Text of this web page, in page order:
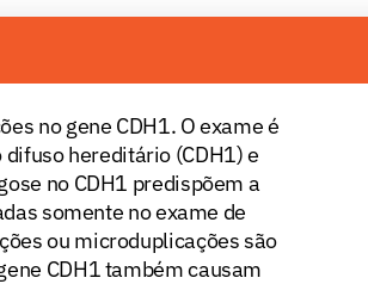
no gene CDH1. O exame é
hereditário (CDH1) e
no CDH1 predispõem a
somente no exame de
ou microduplicações são
CDH1 também causam